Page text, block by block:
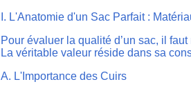
I. L'Anatomie d'un Sac Parfait :
Pour évaluer la qualité d’un sac, il
La véritable valeur réside dans sa
A. L'Importance des Cuirs